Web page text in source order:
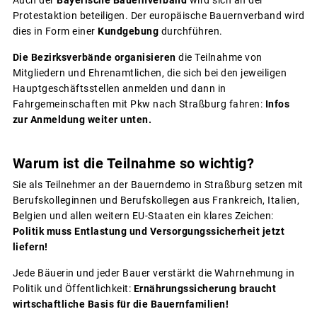
Protestaktion beteiligen. Der europäische Bauernverband wird
dies in Form einer Kundgebung durchführen.
Die Bezirksverbände organisieren die Teilnahme von
Mitgliedern und Ehrenamtlichen, die sich bei den jeweiligen
Hauptgeschäftsstellen anmelden und dann in
Fahrgemeinschaften mit Pkw nach Straßburg fahren: Infos
zur Anmeldung weiter unten.
Warum ist die Teilnahme so wichtig?
Sie als Teilnehmer an der Bauerndemo in Straßburg setzen mit
Berufskolleginnen und Berufskollegen aus Frankreich, Italien,
Belgien und allen weitern EU-Staaten ein klares Zeichen:
Politik muss Entlastung und Versorgungssicherheit jetzt
liefern!
Jede Bäuerin und jeder Bauer verstärkt die Wahrnehmung in
Politik und Öffentlichkeit: Ernährungssicherung braucht
wirtschaftliche Basis für die Bauernfamilien!